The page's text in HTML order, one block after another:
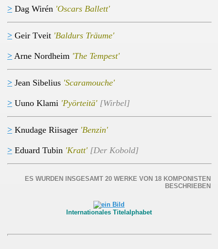
> Dag Wirén 'Oscars Ballett'
> Geir Tveit 'Baldurs Träume'
> Arne Nordheim 'The Tempest'
> Jean Sibelius 'Scaramouche'
> Uuno Klami 'Pyörteitä' [Wirbel]
> Knudage Riisager 'Benzin'
> Eduard Tubin 'Kratt' [Der Kobold]
ES WURDEN INSGESAMT 20 WERKE VON 18 KOMPONISTEN
BESCHRIEBEN
Internationales Titelalphabet